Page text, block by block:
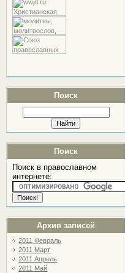
Поиск
Поиск
Поиск в православном
интернете:
Архив записей
2011 Февраль
2011 Март
2011 Апрель
2011 Май